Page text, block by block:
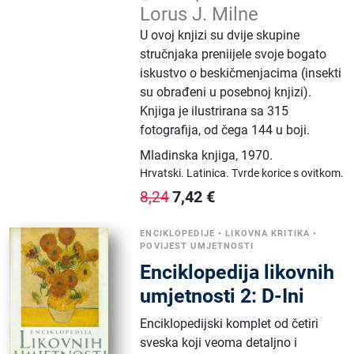
Lorus J. Milne
U ovoj knjizi su dvije skupine
stručnjaka preniijele svoje bogato
iskustvo o beskičmenjacima (insekti
su obrađeni u posebnoj knjizi).
Knjiga je ilustrirana sa 315
fotografija, od čega 144 u boji.
Mladinska knjiga, 1970.
Hrvatski. Latinica.Tvrde korice s ovitkom.
8,247,42 €
ENCIKLOPEDIJE •LIKOVNA KRITIKA •
POVIJEST UMJETNOSTI
Enciklopedija likovnih
umjetnosti 2: D-Ini
Enciklopedijski komplet od četiri
sveska koji veoma detaljno i